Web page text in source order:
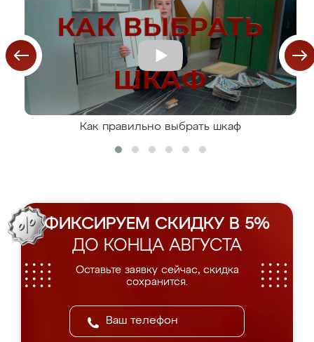
Как правильно выбрать шкаф
ФИКСИРУЕМ СКИДКУ В 5%
ДО КОНЦА АВГУСТА
Оставьте заявку сейчас, скидка
сохранится.